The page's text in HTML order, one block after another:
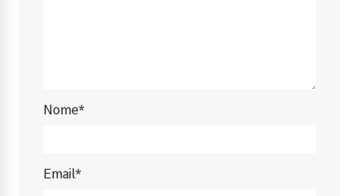
Nome*
Email*